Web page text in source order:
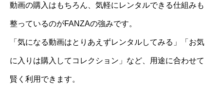
動画の購入はもちろん、気軽にレンタルできる仕組みも
整っているのがFANZAの強みです。
「気になる動画はとりあえずレンタルしてみる」「お気
に入りは購入してコレクション」など、用途に合わせて
賢く利用できます。